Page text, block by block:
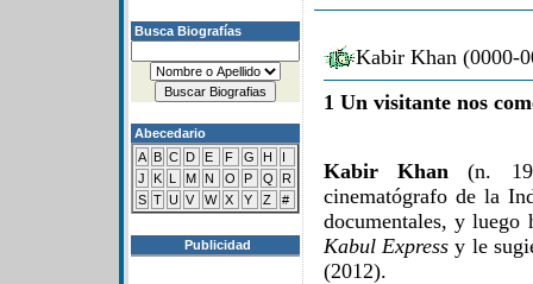
Busca Biografías
Abecedario
A B C D E F G H
I
J
K L M N O P Q
R
S T U V W X Y Z #
Publicidad
Kabir Khan (0000-
1 Un visitante nos
Kabir Khan(n.
cinematógrafo de la
documentales, y
Kabul Expressy le
(2012).